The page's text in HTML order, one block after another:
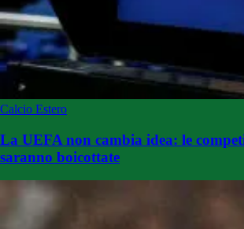
Calcio Estero
La UEFA non cambia idea: le
saranno boicottate